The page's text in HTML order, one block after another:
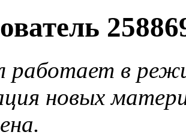
работает в
новых